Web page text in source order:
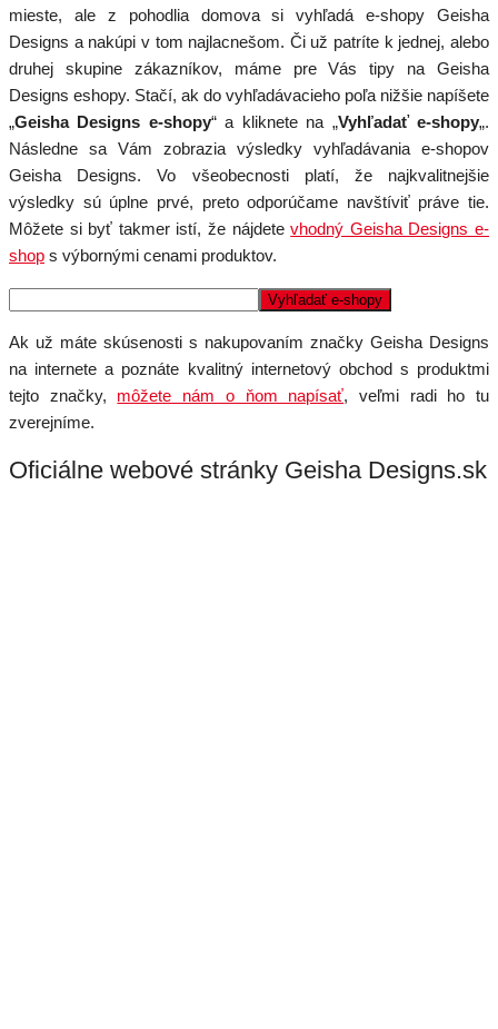
mieste, ale z pohodlia domova si vyhľadá e-shopy Geisha
Designs a nakúpi v tom najlacnešom. Či už patríte k jednej, alebo
druhej skupine zákazníkov, máme pre Vás tipy na Geisha
Designs eshopy. Stačí, ak do vyhľadávacieho poľa nižšie napíšete
„Geisha Designs e-shopy“ a kliknete na „Vyhľadať e-shopy„.
Následne sa Vám zobrazia výsledky vyhľadávania e-shopov
Geisha Designs. Vo všeobecnosti platí, že najkvalitnejšie
výsledky sú úplne prvé, preto odporúčame navštíviť práve tie.
Môžete si byť takmer istí, že nájdetevhodný Geisha Designs e-
shop s výbornými cenami produktov.
Ak už máte skúsenosti s nakupovaním značky Geisha Designs
na internete a poznáte kvalitný internetový obchod s produktmi
tejto značky, môžete nám o ňom napísať, veľmi radi ho tu
zverejníme.
Oficiálne webové stránky Geisha Designs.sk